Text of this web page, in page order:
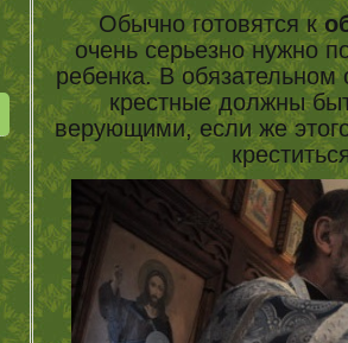
Обычно готовятся к
очень серьезно нужно
ребенка. В
крестные должны
верующими, если же